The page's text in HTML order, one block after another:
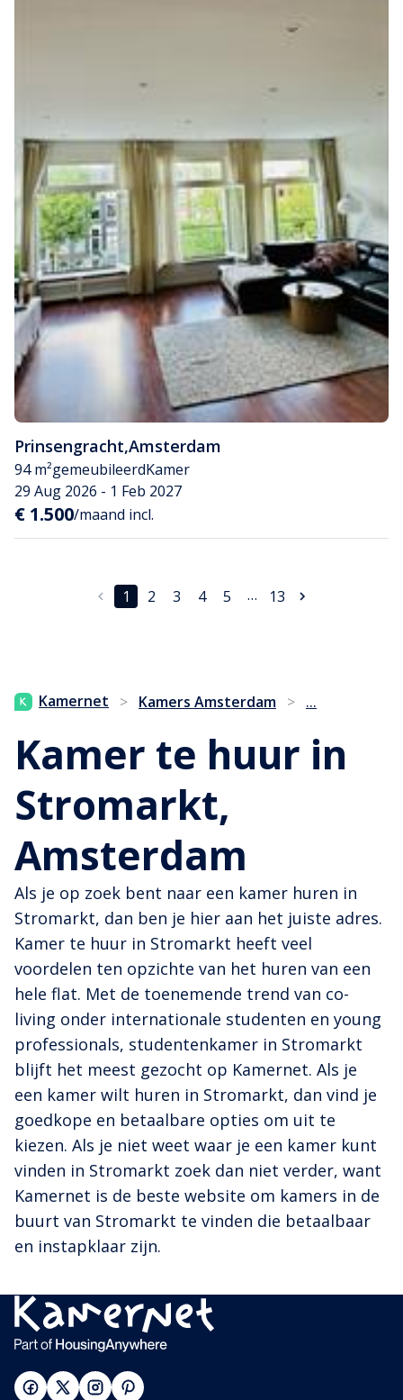
Prinsengracht,Amsterdam
94 m²gemeubileerdKamer
29 Aug 2026 - 1 Feb 2027
€ 1.500/maand incl.
1 2 3 4 5 … 13
Kamernet > Kamers Amsterdam > ...
Kamer te huur in
Stromarkt,
Amsterdam
Als je op zoek bent naar een kamer huren in
Stromarkt, dan ben je hier aan het juiste adres.
Kamer te huur in Stromarkt heeft veel
voordelen ten opzichte van het huren van een
hele flat. Met de toenemende trend van co-
living onder internationale studenten en young
professionals, studentenkamer in Stromarkt
blijft het meest gezocht op Kamernet. Als je
een kamer wilt huren in Stromarkt, dan vind je
goedkope en betaalbare opties om uit te
kiezen. Als je niet weet waar je een kamer kunt
vinden in Stromarkt zoek dan niet verder, want
Kamernet is de beste website om kamers in de
buurt van Stromarkt te vinden die betaalbaar
en instapklaar zijn.